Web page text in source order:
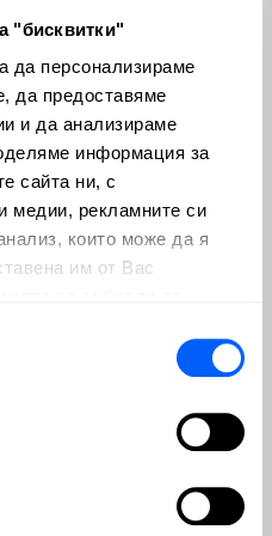
"бисквитки"
да персонализираме
да предоставяме
и да анализираме
информация за
сайта ни, с
медии, рекламните си
които може да я
им от Вас
и как работи и се прилага
данъчно облагане.
това как се
от лихви, как се
и авторски
обучение не остава
което да може да те
опит в